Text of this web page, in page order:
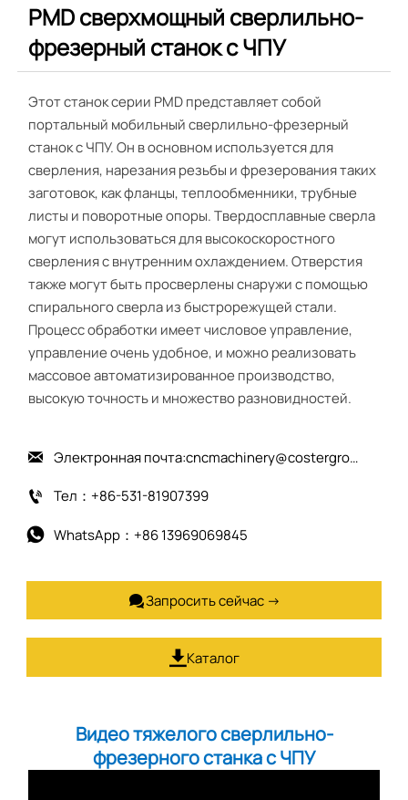
PMD сверхмощный сверлильно-
фрезерный станок с ЧПУ
Этот станок серии PMD представляет собой
портальный мобильный сверлильно-фрезерный
станок с ЧПУ. Он в основном используется для
сверления, нарезания резьбы и фрезерования таких
заготовок, как фланцы, теплообменники, трубные
листы и поворотные опоры. Твердосплавные сверла
могут использоваться для высокоскоростного
сверления с внутренним охлаждением. Отверстия
также могут быть просверлены снаружи с помощью
спирального сверла из быстрорежущей стали.
Процесс обработки имеет числовое управление,
управление очень удобное, и можно реализовать
массовое автоматизированное производство,
высокую точность и множество разновидностей.
 Электронная почта:cncmachinery@costergroup.cn
 Тел：+86-531-81907399
 WhatsApp：+86 13969069845
Запросить сейчас →
 Каталог
Видео тяжелого сверлильно-
фрезерного станка с ЧПУ